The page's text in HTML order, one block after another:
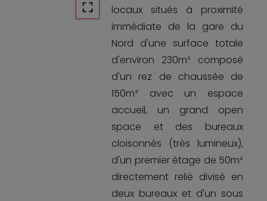
locaux situés à proximité
immédiate de la gare du
Nord d'une surface totale
d'environ 230m² composé
d'un rez de chaussée de
150m² avec un espace
accueil, un grand open
space et des bureaux
cloisonnés (très lumineux),
d'un premier étage de 50m²
directement relié divisé en
deux bureaux et d'un sous